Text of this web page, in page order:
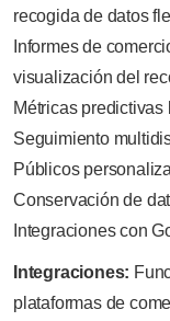
recogida de datos
Informes de
visualización del
Métricas
Seguimiento
Públicos
Conservación de
Integraciones con
Integraciones:
plataformas de